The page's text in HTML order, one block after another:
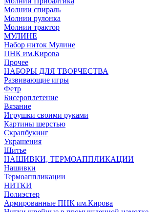
Молнии спираль
Молнии рулонка
Молнии трактор
МУЛИНЕ
Набор ниток Мулине
ПНК им.Кирова
Прочее
НАБОРЫ ДЛЯ ТВОРЧЕСТВА
Развивающие игры
Фетр
Бисероплетение
Вязание
Игрушки своими руками
Картины шерстью
Скрапбукинг
Украшения
Шитье
НАШИВКИ, ТЕРМОАППЛИКАЦИИ
Нашивки
Термоаппликации
НИТКИ
Полиэстер
Армированные ПНК им.Кирова